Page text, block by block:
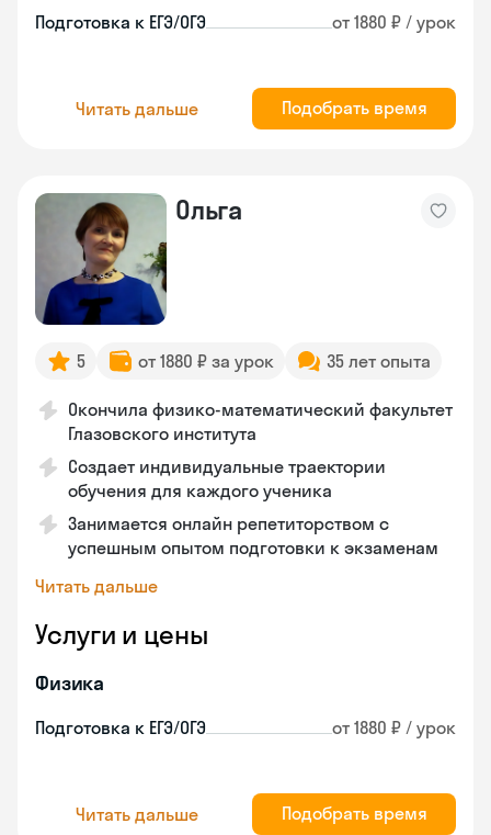
Подготовка к ЕГЭ/ОГЭ от 1880 ₽ / урок
Читать дальше Подобрать время
Ольга
5 от 1880 ₽ за урок 35 лет опыта
Окончила физико-математический факультет
Глазовского института
Создает индивидуальные траектории
обучения для каждого ученика
Занимается онлайн репетиторством с
успешным опытом подготовки к экзаменам
Читать дальше
Услуги и цены
Физика
Подготовка к ЕГЭ/ОГЭ от 1880 ₽ / урок
Читать дальше Подобрать время